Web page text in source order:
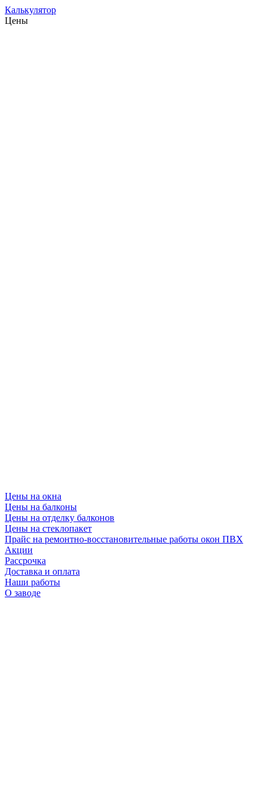
Калькулятор
Цены
Цены на окна
Цены на балконы
Цены на отделку балконов
Цены на стеклопакет
Прайс на ремонтно-восстановительные работы окон ПВХ
Акции
Рассрочка
Доставка и оплата
Наши работы
О заводе